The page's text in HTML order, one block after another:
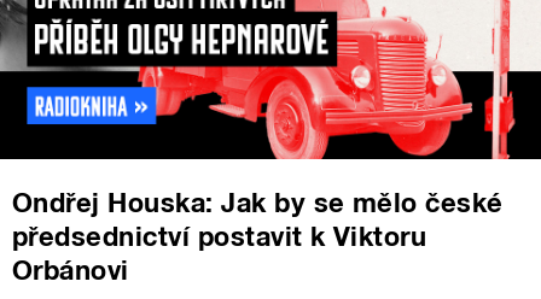
Ondřej Houska: Jak by se mělo české
předsednictví postavit k Viktoru
Orbánovi